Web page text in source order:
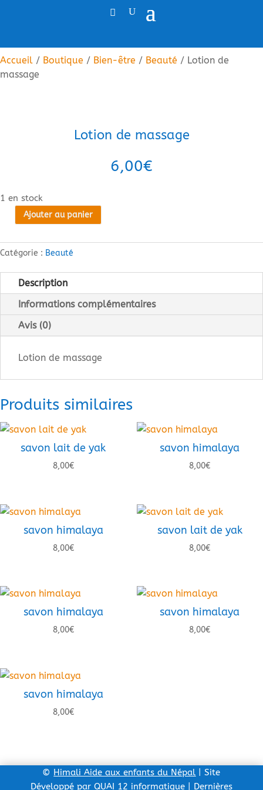
Accueil / Boutique / Bien-être / Beauté / Lotion de
massage
Lotion de massage
6,00€
1 en stock
quantité
Lotion
massage
Ajouter au panier
Catégorie : Beauté
Description
Informations complémentaires
Avis (0)
Lotion de massage
Produits similaires
savon lait de yak
8,00€
savon himalaya
8,00€
savon himalaya
8,00€
savon lait de yak
8,00€
savon himalaya
8,00€
savon himalaya
8,00€
savon himalaya
8,00€
© Himali Aide aux enfants du Népal
| Site
Développé par QUAI 12 informatique | Dernières